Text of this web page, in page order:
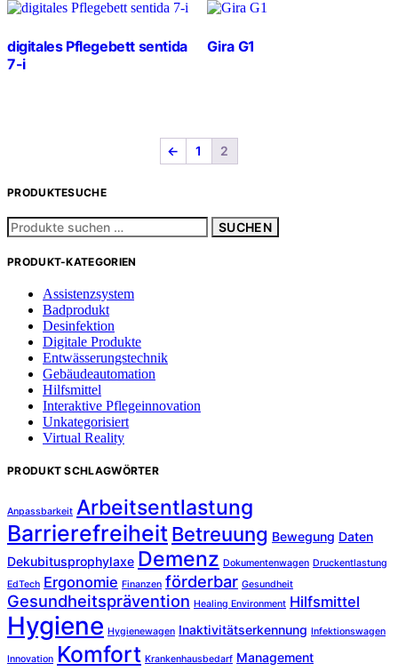
digitales Pflegebett sentida
7-i
Gira G1
← 1 2
PRODUKTESUCHE
Suchen
nach:
SUCHEN
PRODUKT-KATEGORIEN
Assistenzsystem
Badprodukt
Desinfektion
Digitale Produkte
Entwässerungstechnik
Gebäudeautomation
Hilfsmittel
Interaktive Pflegeinnovation
Unkategorisiert
Virtual Reality
PRODUKT SCHLAGWÖRTER
Anpassbarkeit Arbeitsentlastung
BarrierefreiheitBetreuung Bewegung Daten
Dekubitusprophylaxe Demenz Dokumentenwagen Druckentlastung
EdTech Ergonomie Finanzen förderbar Gesundheit
Gesundheitsprävention Healing Environment Hilfsmittel
Hygiene Hygienewagen Inaktivitätserkennung Infektionswagen
Innovation Komfort Krankenhausbedarf Management